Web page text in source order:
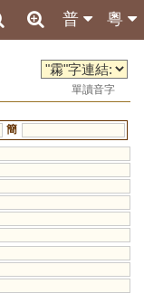
粵
普
單讀音字
簡